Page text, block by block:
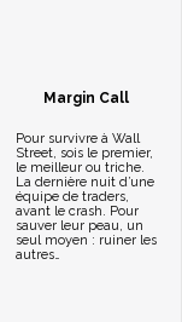
Margin Call
Pour survivre à Wall
Street, sois le premier,
le meilleur ou triche.
La dernière nuit d’une
équipe de traders,
avant le crash. Pour
sauver leur peau, un
seul moyen : ruiner les
autres…